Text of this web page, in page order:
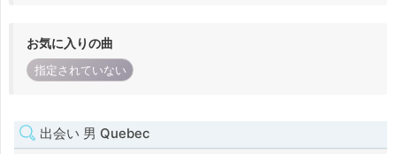
お気に入りの曲
指定されていない
出会い 男 Quebec